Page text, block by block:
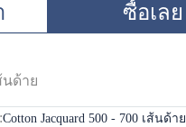
ซื้อเลย
นด้าย
Cotton Jacquard 500 - 700 เส้นด้าย